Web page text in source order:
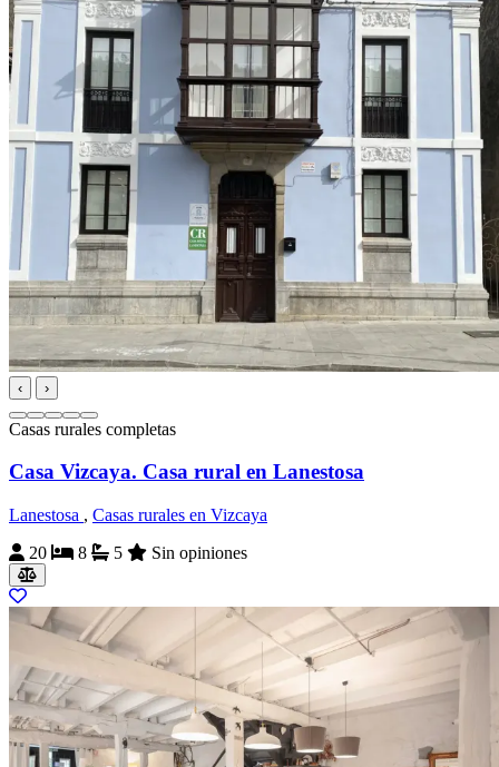
‹ ›
Casas rurales completas
Casa Vizcaya. Casa rural en Lanestosa
Lanestosa , Casas rurales en Vizcaya
20
8 5 Sin opiniones